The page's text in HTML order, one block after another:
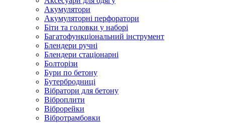
Акумулятори
Акумуляторні перфоратори
Біти та головки у наборі
Багатофункціональний інструмент
Блендери ручні
Блендери стаціонарні
Болторізи
Бури по бетону
Бутербродниці
Вібратори для бетону
Віброплити
Віброрейки
Вібротрамбовки